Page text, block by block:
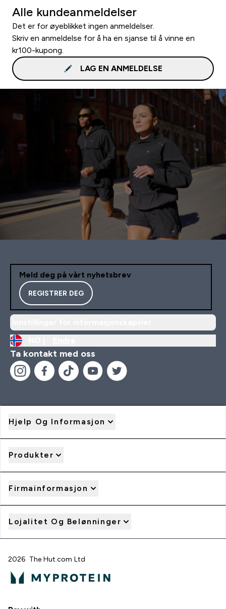
Alle kundeanmeldelser
Det er for øyeblikket ingen anmeldelser.
Skriv en anmeldelse for å ha en sjanse til å vinne en
kr100-kupong.
LAG EN ANMELDELSE
Meld deg på vårt nyhetsbrev
REGISTRER DEG
Ta kontakt med oss
Hjelp Og Informasjon
Produkter
Firmainformasjon
Lojalitet Og Belønninger
2026 The Hut.com Ltd